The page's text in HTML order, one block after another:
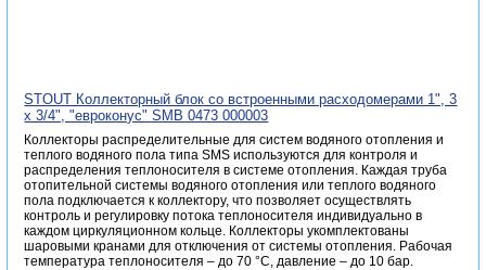
STOUT Коллекторный блок со встроенными расходомерами 1", 3
x 3/4", "евроконус" SMB 0473 000003
Коллекторы распределительные для систем водяного отопления и
теплого водяного пола типа SMS используются для контроля и
распределения теплоносителя в системе отопления. Каждая труба
отопительной системы водяного отопления или теплого водяного
пола подключается к коллектору, что позволяет осуществлять
контроль и регулировку потока теплоносителя индивидуально в
каждом циркуляционном кольце. Коллекторы укомплектованы
шаровыми кранами для отключения от системы отопления. Рабочая
температура теплоносителя – до 70 °С, давление – до 10 бар.